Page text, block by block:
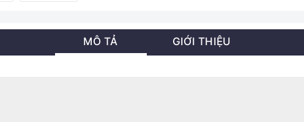
MÔ TẢ GIỚI THIỆU